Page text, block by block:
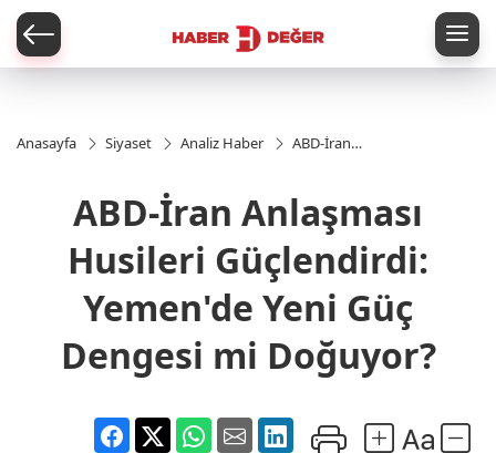
Anasayfa Siyaset Analiz Haber
ABD-İran
Güçlendirdi:
Yemen'de
Dengesi mi
ABD-İran Anlaşması
Husileri Güçlendirdi:
Yemen'de Yeni Güç
Dengesi mi Doğuyor?